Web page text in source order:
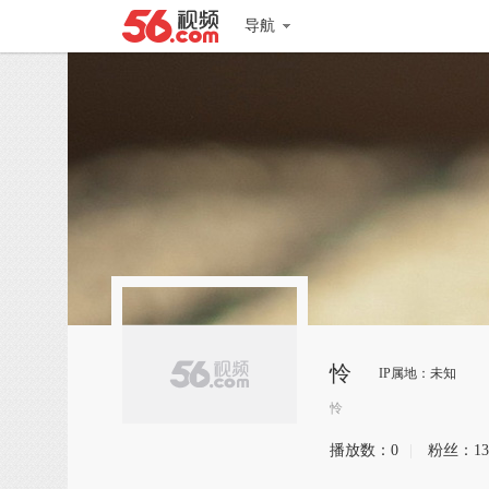
导航
怜 IP属地：未知
怜
播放数： 0 粉丝：